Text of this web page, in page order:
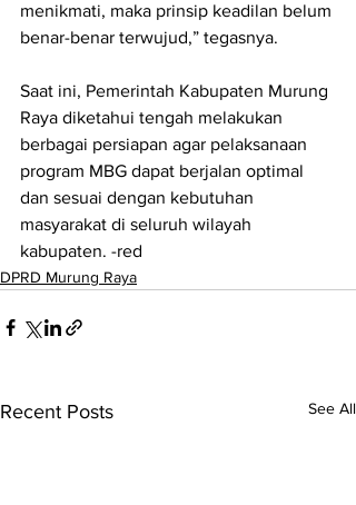
menikmati, maka prinsip keadilan belum
benar-benar terwujud,” tegasnya.
Saat ini, Pemerintah Kabupaten Murung
Raya diketahui tengah melakukan
berbagai persiapan agar pelaksanaan
program MBG dapat berjalan optimal
dan sesuai dengan kebutuhan
masyarakat di seluruh wilayah
kabupaten. -red
DPRD Murung Raya
Recent Posts See All